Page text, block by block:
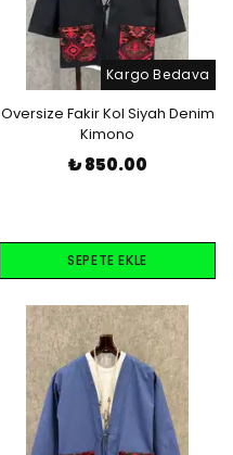
Kargo Bedava
Oversize Fakir Kol Siyah Denim
Kimono
₺ 850.00
SEPETE EKLE